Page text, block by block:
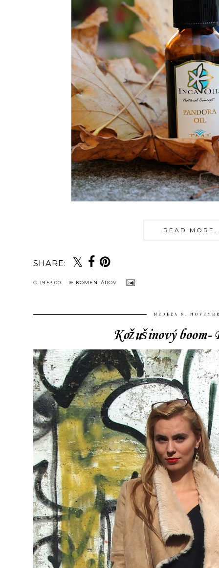
READ
SHARE:
O 19:53:00 16 KOMENTÁROV
NEDEĽA 8.
Kožušinový boom-